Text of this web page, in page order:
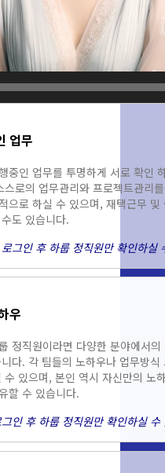
업무
중인 업무를 투명하게 서로 확인
스로의 업무관리와 프로젝트관리
으로 하실 수 있으며, 재택근무 및
도 있습니다.
그인 후 하룹 정직원만 확인하실
우
정직원이라면 다양한 분야에서의
다. 각 팀들의 노하우나 업무방식
수 있으며, 본인 역시 자신만의 노
할 수 있습니다.
인 후 하룹 정직원만 확인하실 수